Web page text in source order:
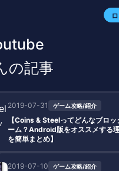
の記事
2019-07-31 ゲーム攻略/紹介
【Coins & Steelってどんなブロ
ーム？Android版をオススメする
を簡単まとめ】
2019-07-10 ゲーム攻略/紹介